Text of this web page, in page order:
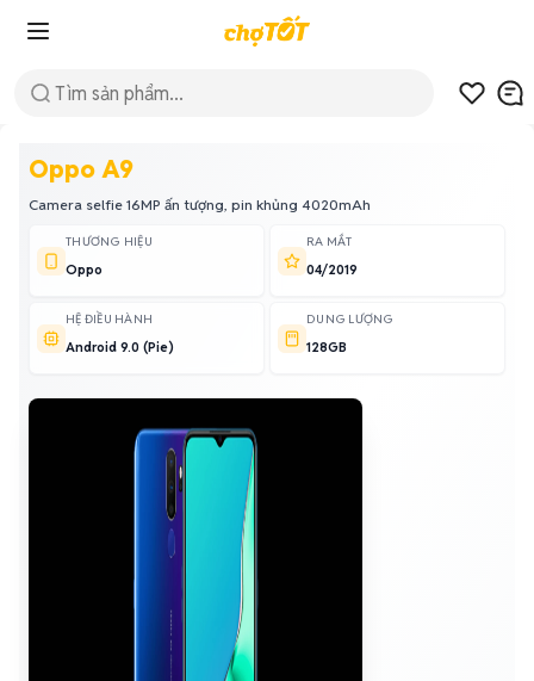
Oppo A9
Camera selfie 16MP ấn tượng, pin khủng 4020mAh
THƯƠNG HIỆU
Oppo
RA MẮT
04/2019
HỆ ĐIỀU HÀNH
Android 9.0 (Pie)
DUNG LƯỢNG
128GB